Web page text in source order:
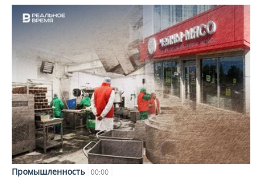
Промышленность 00:00